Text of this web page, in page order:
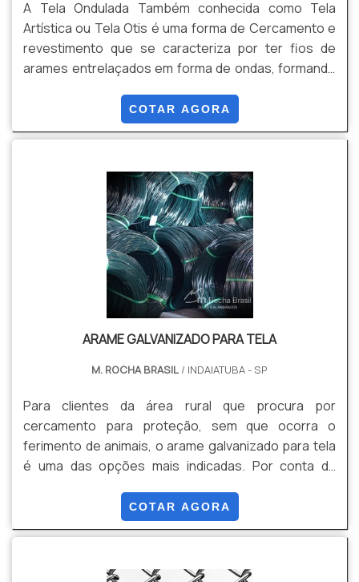
A Tela Ondulada Também conhecida como Tela
Artística ou Tela Otis é uma forma de Cercamento e
revestimento que se caracteriza por ter fios de
arames entrelaçados em forma de ondas, formando
rolos ou em Painéis, conforme sua necessidade,
evitando perda de produto, e qualidade no
pois produzimos este produto por encomenda sob
medida. Vantagens: Estética, Resistência,
Durabilidade, e Versatilidade, Entre outras.
COTAR AGORA
ARAME GALVANIZADO PARA TELA
M. ROCHA BRASIL / INDAIATUBA - SP
Para clientes da área rural que procura por
cercamento para proteção, sem que ocorra o
ferimento de animais, o arame galvanizado para tela
é uma das opções mais indicadas. Por conta da
resistência contra oxidação e sofre menos com o
desgaste com o passar do tempo. O produto evita
áreas cercadas.Devido ao fácil manuseio, a
COTAR AGORA